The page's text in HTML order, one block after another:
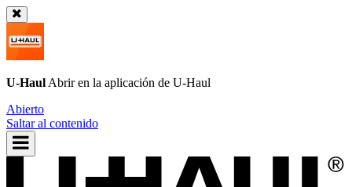
U-Haul Abrir en la aplicación de U-Haul
Abierto
Saltar al contenido